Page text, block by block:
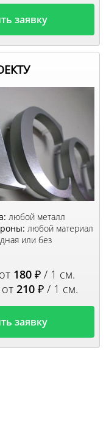
заявку
любой металл
любой материал
или без
180 ₽ / 1 см.
210 ₽ / 1 см.
заявку